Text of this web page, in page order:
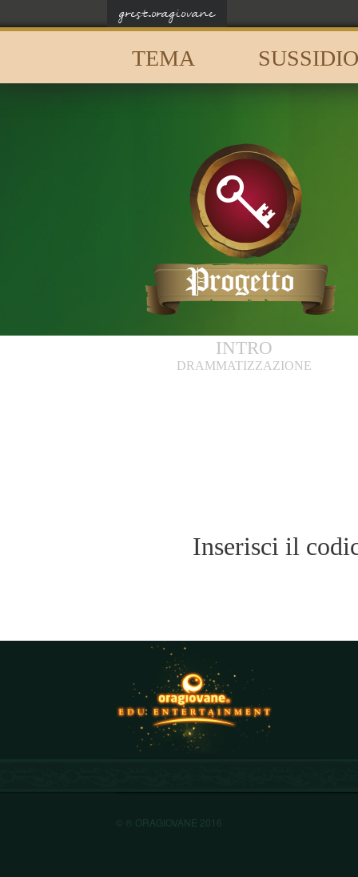
grest.oragiovane
TEMA SUSSIDIO
Progetto
INTRO
DRAMMATIZZAZIONE
Inserisci il
© ® ORAGIOVANE 2016